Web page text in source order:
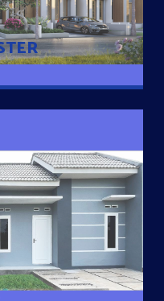
subsidi hanya 100